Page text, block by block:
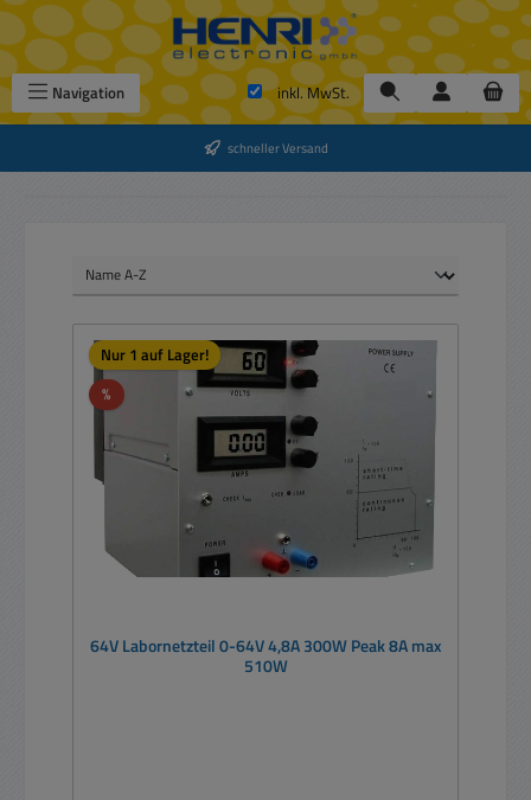
Zum Hauptinhalt springen
Navigation inkl. MwSt.
schneller Versand
Nur 1 auf Lager!
%Rabatt
64V Labornetzteil 0-64V 4,8A 300W Peak 8A max
510W